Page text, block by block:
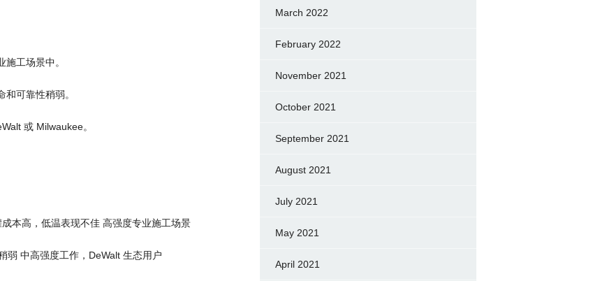
工场景中。
可靠性稍弱。
或 Milwaukee。
本高，低温表现不佳 高强度专业施工场景
弱 中高强度工作，DeWalt 生态用户
March 2022
February 2022
November 2021
October 2021
September 2021
August 2021
July 2021
May 2021
April 2021